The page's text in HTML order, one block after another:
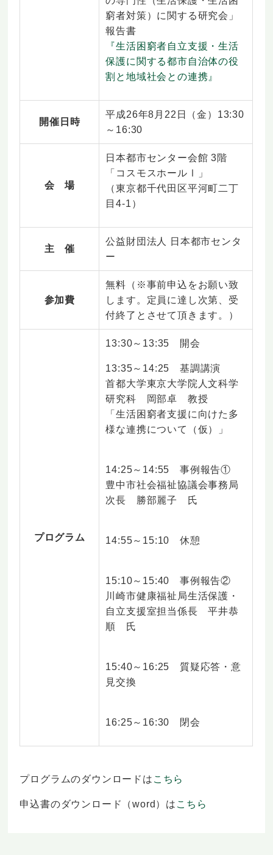
窮者対策）に関する研究会」
報告書
『生活困窮者自立支援・生活
保護に関する都市自治体の役
割と地域社会との連携』
開催日時
平成26年8月22日（金）13:30
～16:30
会 場
日本都市センター会館 3階
「コスモスホールⅠ」
（東京都千代田区平河町二丁
目4-1）
主 催
公益財団法人 日本都市センタ
ー
参加費
無料（※事前申込をお願い致
します。定員に達し次第、受
付終了とさせて頂きます。）
プログラム
13:30～13:35 開会
13:35～14:25 基調講演
首都大学東京大学院人文科学
研究科 岡部卓 教授
「生活困窮者支援に向けた多
様な連携について（仮）」
14:25～14:55 事例報告①
豊中市社会福祉協議会事務局
次長 勝部麗子 氏
14:55～15:10 休憩
15:10～15:40 事例報告②
川崎市健康福祉局生活保護・
自立支援室担当係長 平井恭
順 氏
15:40～16:25 質疑応答・意
見交換
16:25～16:30 閉会
プログラムのダウンロードは こちら
申込書のダウンロード（word）は こちら